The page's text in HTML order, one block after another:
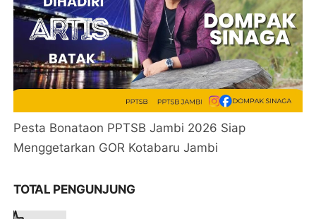
Pesta Bonataon PPTSB Jambi 2026 Siap
Menggetarkan GOR Kotabaru Jambi
TOTAL PENGUNJUNG